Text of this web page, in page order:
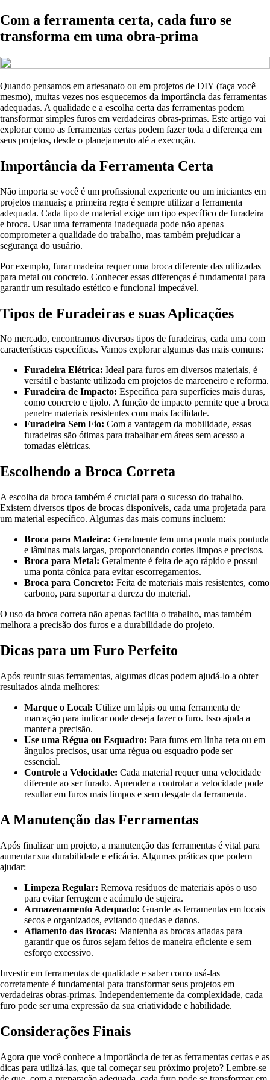
Com a ferramenta certa, cada furo se
transforma em uma obra-prima
Quando pensamos em artesanato ou em projetos de DIY (faça você
mesmo), muitas vezes nos esquecemos da importância das ferramentas
adequadas. A qualidade e a escolha certa das ferramentas podem
transformar simples furos em verdadeiras obras-primas. Este artigo vai
explorar como as ferramentas certas podem fazer toda a diferença em
seus projetos, desde o planejamento até a execução.
Importância da Ferramenta Certa
Não importa se você é um profissional experiente ou um iniciantes em
projetos manuais; a primeira regra é sempre utilizar a ferramenta
adequada. Cada tipo de material exige um tipo específico de furadeira
e broca. Usar uma ferramenta inadequada pode não apenas
comprometer a qualidade do trabalho, mas também prejudicar a
segurança do usuário.
Por exemplo, furar madeira requer uma broca diferente das utilizadas
para metal ou concreto. Conhecer essas diferenças é fundamental para
garantir um resultado estético e funcional impecável.
Tipos de Furadeiras e suas Aplicações
No mercado, encontramos diversos tipos de furadeiras, cada uma com
características específicas. Vamos explorar algumas das mais comuns:
Furadeira Elétrica: Ideal para furos em diversos materiais, é
versátil e bastante utilizada em projetos de marceneiro e reforma.
Furadeira de Impacto: Específica para superfícies mais duras,
como concreto e tijolo. A função de impacto permite que a broca
penetre materiais resistentes com mais facilidade.
Furadeira Sem Fio: Com a vantagem da mobilidade, essas
furadeiras são ótimas para trabalhar em áreas sem acesso a
tomadas elétricas.
Escolhendo a Broca Correta
A escolha da broca também é crucial para o sucesso do trabalho.
Existem diversos tipos de brocas disponíveis, cada uma projetada para
um material específico. Algumas das mais comuns incluem:
Broca para Madeira: Geralmente tem uma ponta mais pontuda
e lâminas mais largas, proporcionando cortes limpos e precisos.
Broca para Metal: Geralmente é feita de aço rápido e possui
uma ponta cônica para evitar escorregamentos.
Broca para Concreto: Feita de materiais mais resistentes, como
carbono, para suportar a dureza do material.
O uso da broca correta não apenas facilita o trabalho, mas também
melhora a precisão dos furos e a durabilidade do projeto.
Dicas para um Furo Perfeito
Após reunir suas ferramentas, algumas dicas podem ajudá-lo a obter
resultados ainda melhores:
Marque o Local: Utilize um lápis ou uma ferramenta de
marcação para indicar onde deseja fazer o furo. Isso ajuda a
manter a precisão.
Use uma Régua ou Esquadro: Para furos em linha reta ou em
ângulos precisos, usar uma régua ou esquadro pode ser
essencial.
Controle a Velocidade: Cada material requer uma velocidade
diferente ao ser furado. Aprender a controlar a velocidade pode
resultar em furos mais limpos e sem desgate da ferramenta.
A Manutenção das Ferramentas
Após finalizar um projeto, a manutenção das ferramentas é vital para
aumentar sua durabilidade e eficácia. Algumas práticas que podem
ajudar:
Limpeza Regular: Remova resíduos de materiais após o uso
para evitar ferrugem e acúmulo de sujeira.
Armazenamento Adequado: Guarde as ferramentas em locais
secos e organizados, evitando quedas e danos.
Afiamento das Brocas: Mantenha as brocas afiadas para
garantir que os furos sejam feitos de maneira eficiente e sem
esforço excessivo.
Investir em ferramentas de qualidade e saber como usá-las
corretamente é fundamental para transformar seus projetos em
verdadeiras obras-primas. Independentemente da complexidade, cada
furo pode ser uma expressão da sua criatividade e habilidade.
Considerações Finais
Agora que você conhece a importância de ter as ferramentas certas e as
dicas para utilizá-las, que tal começar seu próximo projeto? Lembre-se